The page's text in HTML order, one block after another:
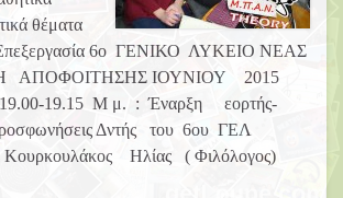
θέματα
6ο ΓΕΝΙΚΟ ΛΥΚΕΙΟ ΝΕΑΣ
ΑΠΟΦΟΙΤΗΣΗΣ ΙΟΥΝΙΟΥ 2015
19.15 Μ μ. : Έναρξη εορτής-
Δντής του 6ου ΓΕΛ
Ηλίας ( Φιλόλογος)